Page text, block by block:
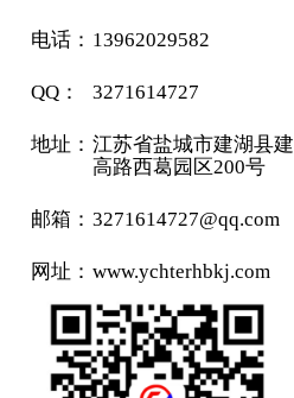
电话： 13962029582
QQ： 3271614727
地址： 江苏省盐城市建湖县建
高路西葛园区200号
邮箱： 3271614727@qq.com
网址： www.ychterhbkj.com